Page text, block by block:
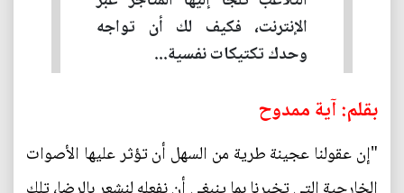
الإنترنت، فكيف لك أن تواجه
وحدك تكتيكات نفسية...
بقلم: آية ممدوح
"إن عقولنا عجينة طرية من السهل أن تؤثر عليها الأصوات